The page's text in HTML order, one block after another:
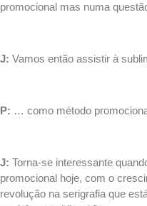
promocional mas numa
J: Vamos então assistir à
P: … como método
J: Torna-se interessante
promocional hoje, com o
revolução na serigrafia que